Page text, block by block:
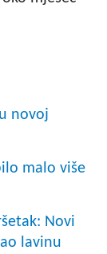
novoj
malo više
Novi
lavinu